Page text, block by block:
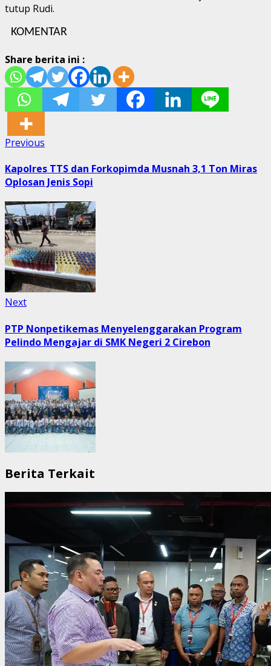
tutup Rudi.
KOMENTAR
Share berita ini :
Post
navigation
Previous
Kapolres TTS dan Forkopimda Musnah 3,1 Ton Miras
Oplosan Jenis Sopi
NextNext
PTP Nonpetikemas Menyelenggarakan Program
Pelindo Mengajar di SMK Negeri 2 Cirebon
Berita Terkait